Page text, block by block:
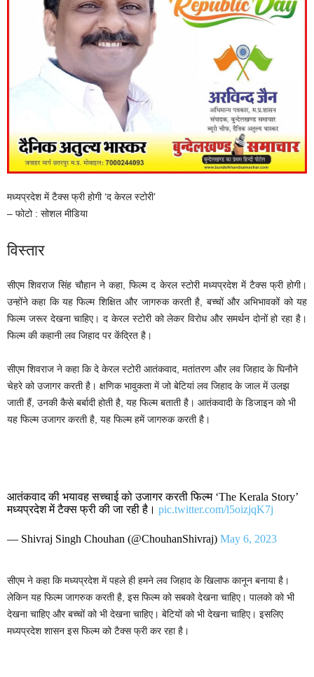
मध्यप्रदेश में टैक्स फ्री होगी ‘द केरल स्टोरी’
– फोटो : सोशल मीडिया
विस्तार
सीएम शिवराज सिंह चौहान ने कहा, फिल्म द केरल स्टोरी मध्यप्रदेश में टैक्स फ्री होगी।
उन्होंने कहा कि यह फिल्म शिक्षित और जागरुक करती है, बच्चों और अभिभावकों को यह
फिल्म जरूर देखना चाहिए। द केरल स्टोरी को लेकर विरोध और समर्थन दोनों हो रहा है।
फिल्म की कहानी लव जिहाद पर केंद्रित है।
सीएम शिवराज ने कहा कि दे केरल स्टोरी आतंकवाद, मतांतरण और लव जिहाद के घिनौने
चेहरे को उजागर करती है। क्षणिक भावुकता में जो बेटियां लव जिहाद के जाल में उलझ
जाती हैं, उनकी कैसे बर्बादी होती है, यह फिल्म बताती है। आतंकवादी के डिजाइन को भी
यह फिल्म उजागर करती है, यह फिल्म हमें जागरुक करती है।
आतंकवाद की भयावह सच्चाई को उजागर करती फिल्म ‘The Kerala Story’
मध्यप्रदेश में टैक्स फ्री की जा रही है। pic.twitter.com/l5oizjqK7j
— Shivraj Singh Chouhan (@ChouhanShivraj) May 6, 2023
सीएम ने कहा कि मध्यप्रदेश में पहले ही हमने लव जिहाद के खिलाफ कानून बनाया है।
लेकिन यह फिल्म जागरुक करती है, इस फिल्म को सबको देखना चाहिए। पालको को भी
देखना चाहिए और बच्चों को भी देखना चाहिए। बेटियों को भी देखना चाहिए। इसलिए
मध्यप्रदेश शासन इस फिल्म को टैक्स फ्री कर रहा है।